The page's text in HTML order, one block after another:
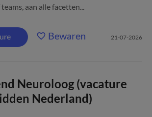
aan alle facetten...
Bewaren 21-07-2026
Neuroloog (vacature
Nederland)